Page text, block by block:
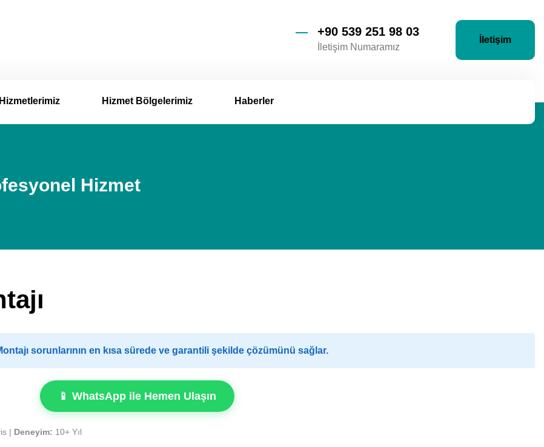
+90 539 251 98 03
İletişim Numaramız
İletişim
Hizmetlerimiz Hizmet Bölgelerimiz Haberler
Hizmet
sorunlarının en kısa sürede ve garantili şekilde çözümünü sağlar.
📱 WhatsApp ile Hemen Ulaşın
| Deneyim: 10+ Yıl